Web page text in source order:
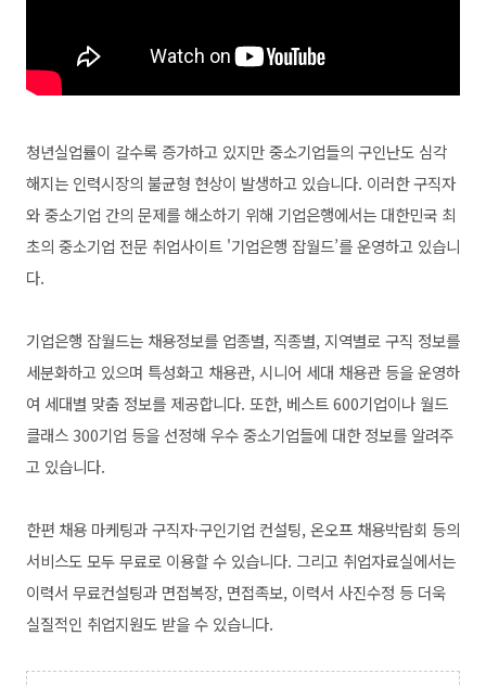
청년실업률이 갈수록 증가하고 있지만 중소기업들의 구인난도 심각
해지는 인력시장의 불균형 현상이 발생하고 있습니다. 이러한 구직자
와 중소기업 간의 문제를 해소하기 위해 기업은행에서는 대한민국 최
초의 중소기업 전문 취업사이트 '기업은행 잡월드’를 운영하고 있습니
다.
기업은행 잡월드는 채용정보를 업종별, 직종별, 지역별로 구직 정보를
세분화하고 있으며 특성화고 채용관, 시니어 세대 채용관 등을 운영하
여 세대별 맞춤 정보를 제공합니다. 또한, 베스트 600기업이나 월드
클래스 300기업 등을 선정해 우수 중소기업들에 대한 정보를 알려주
고 있습니다.
한편 채용 마케팅과 구직자·구인기업 컨설팅, 온오프 채용박람회 등의
서비스도 모두 무료로 이용할 수 있습니다. 그리고 취업자료실에서는
이력서 무료컨설팅과 면접복장, 면접족보, 이력서 사진수정 등 더욱
실질적인 취업지원도 받을 수 있습니다.